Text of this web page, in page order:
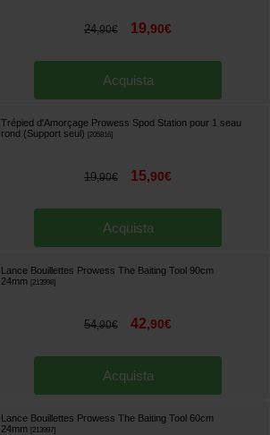
24,90€ 19,90€
Acquista
Trépied d'Amorçage Prowess Spod Station pour 1 seau
rond (Support seul)
205816]
19,90€ 15,90€
Acquista
Lance Bouillettes Prowess The Baiting Tool 90cm
24mm
213998]
54,90€ 42,90€
Acquista
Lance Bouillettes Prowess The Baiting Tool 60cm
24mm
213997]